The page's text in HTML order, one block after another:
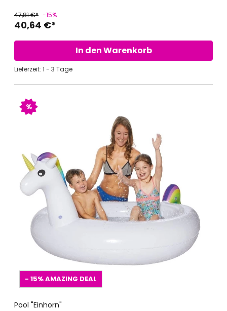
40,64 €*
47,81 €* -15%
In den Warenkorb
Lieferzeit: 1 - 3 Tage
%
- 15%AMAZING DEAL
Pool "Einhorn"